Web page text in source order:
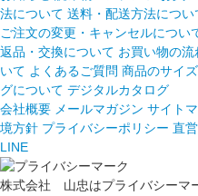
法について 送料・配送方法につい
ご注文の変更・キャンセルについ
返品・交換について お買い物の流
いて よくあるご質問 商品のサイ
グについて デジタルカタログ
会社概要 メールマガジン サイト
境方針 プライバシーポリシー 直
LINE
株式会社 山忠はプライバシーマ